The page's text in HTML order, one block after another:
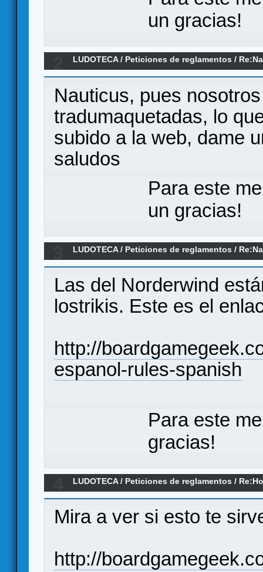
un gracias!
LUDOTECA/ Peticiones de reglamentos /
Nauticus, pues
tradumaquetadas, lo
subido a la web, dame
saludos
Para este
un gracias!
LUDOTECA/ Peticiones de reglamentos /
Las del Norderwind
lostrikis. Este es el
http://
espanol-rules-spanish
Para este
gracias!
LUDOTECA/ Peticiones de reglamentos /
Mira a ver si esto te
http://